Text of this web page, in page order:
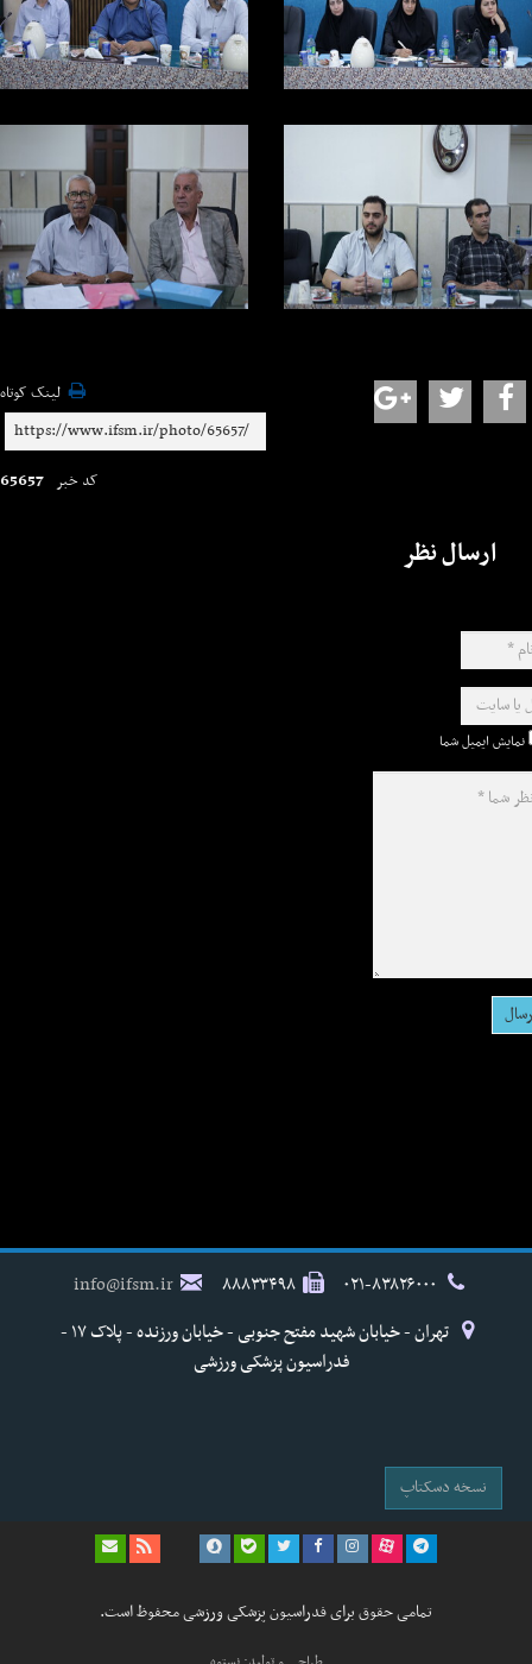
لینک کوتاه
کد خبر 65657
ارسال نظر
نمایش ایمیل شما
۸۸۸۳۳۴۹۸
info@ifsm.ir
تهران - خیابان شهید مفتح جنوبی - خیابان ورزنده - پلاک ۱۷ -
فدراسیون پزشکی ورزشی
نسخه دسکتاپ
تمامی حقوق برای فدراسیون پزشکی ورزشی محفوظ است.